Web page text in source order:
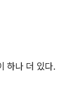
하나 더 있다.